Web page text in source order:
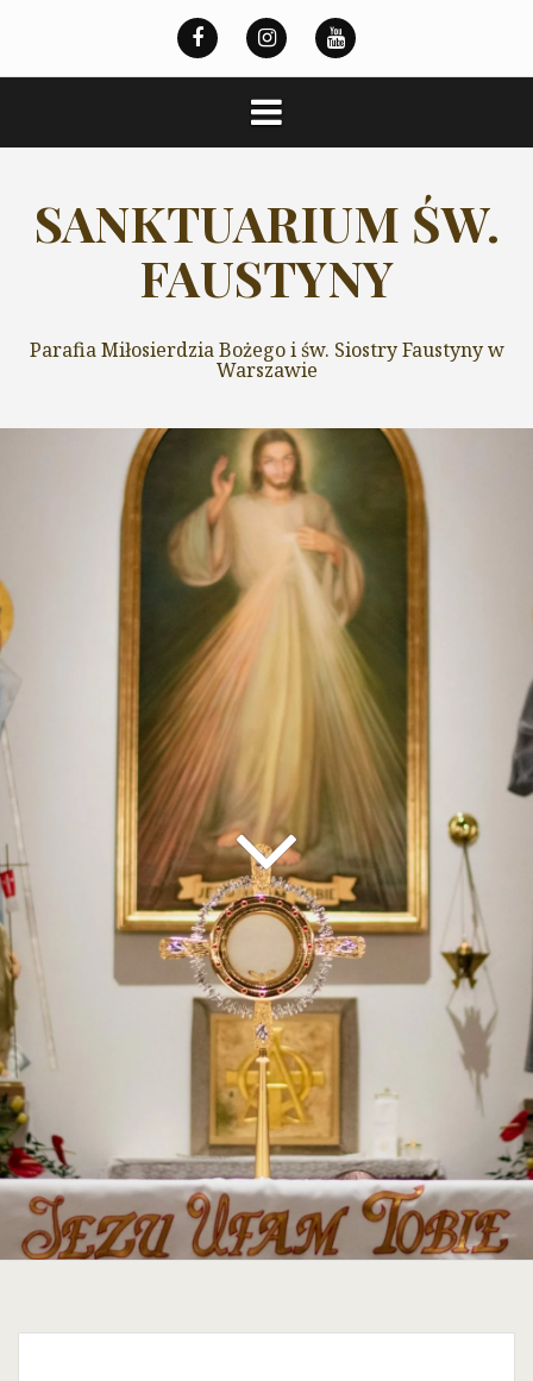
treści
SANKTUARIUM ŚW.
FAUSTYNY
Parafia Miłosierdzia Bożego i św. Siostry Faustyny w
Warszawie